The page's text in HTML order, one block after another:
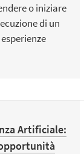
o iniziare
di un
Artificiale: